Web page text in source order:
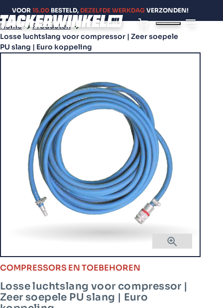
VOOR15.00 BESTELD, DEZELFDE WERKDAG VERZONDEN!
Home
Producten
Losse luchtslang voor compressor | Zeer soepele
PU slang | Euro koppeling
COMPRESSORS EN TOEBEHOREN
Losse luchtslang voor compressor |
Zeer soepele PU slang | Euro